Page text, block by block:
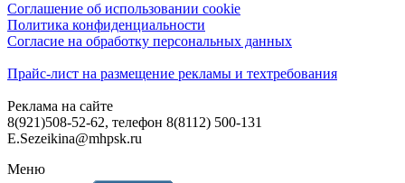
Соглашение об использовании cookie
Политика конфиденциальности
Согласие на обработку персональных данных
Прайс-лист на размещение рекламы и техтребования
Реклама на сайте
8(921)508-52-62, телефон 8(8112) 500-131
E.Sezeikina@mhpsk.ru
Меню